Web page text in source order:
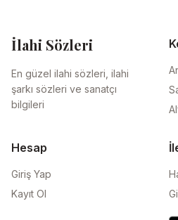
İlahi Sözleri
En güzel ilahi sözleri, ilahi
şarkı sözleri ve sanatçı
bilgileri
Hesap
Giriş Yap
Kayıt Ol